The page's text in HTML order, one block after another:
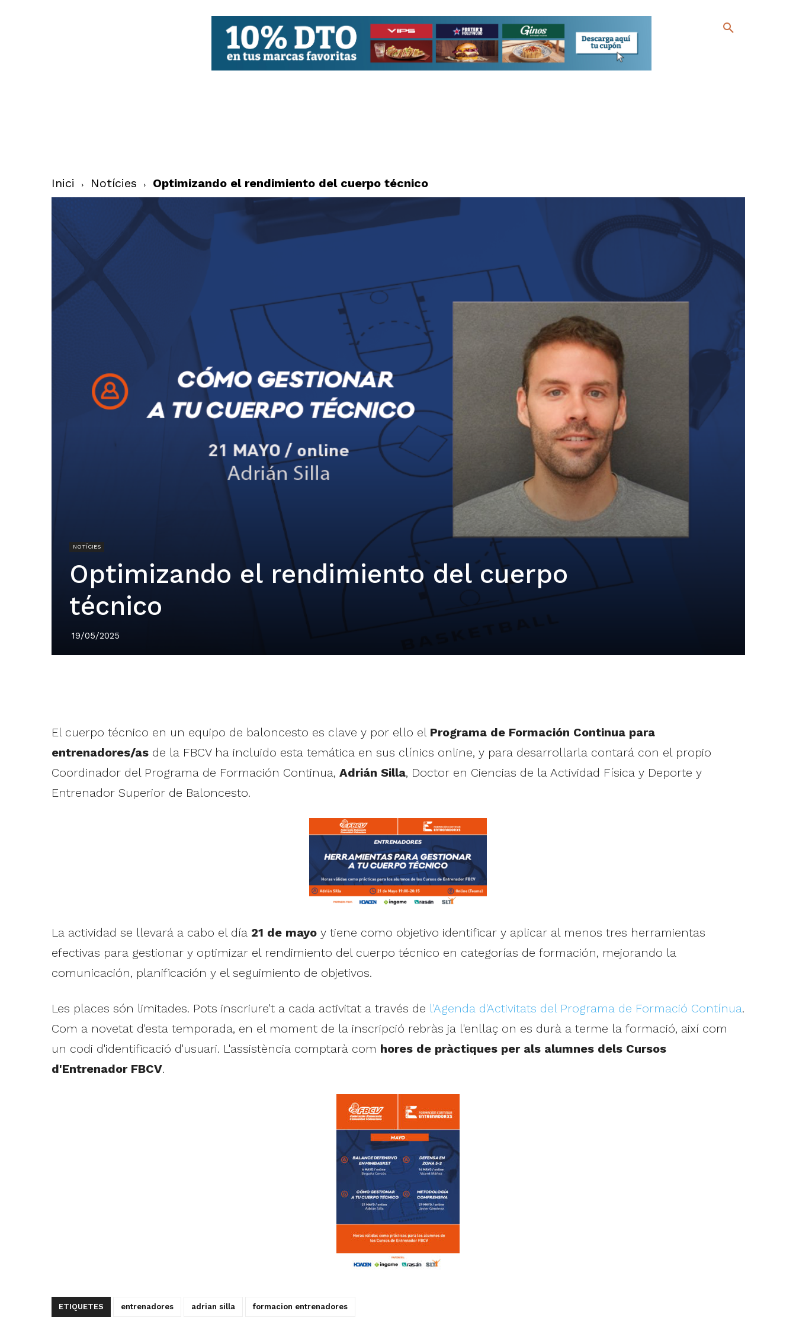
Inici Notícies Optimizando el rendimiento del cuerpo técnico
NOTÍCIES
Optimizando el rendimiento del cuerpo
técnico
19/05/2025
El cuerpo técnico en un equipo de baloncesto es clave y por ello el Programa de Formación Continua para
entrenadores/asde la FBCV ha incluido esta temática en sus clínics online, y para desarrollarla contará con el propio
Coordinador del Programa de Formación Continua, Adrián Silla, Doctor en Ciencias de la Actividad Física y Deporte y
Entrenador Superior de Baloncesto.
La actividad se llevará a cabo el día 21 de mayoy tiene como objetivo identificar y aplicar al menos tres herramientas
efectivas para gestionar y optimizar el rendimiento del cuerpo técnico en categorías de formación, mejorando la
comunicación, planificación y el seguimiento de objetivos.
Les places són limitades. Pots inscriure't a cada activitat a través de l'Agenda d'Activitats del Programa de Formació Contínua.
Com a novetat d'esta temporada, en el moment de la inscripció rebràs ja l'enllaç on es durà a terme la formació, així com
un codi d'identificació d'usuari. L'assistència comptarà com hores de pràctiques per als alumnes dels Cursos
d'Entrenador FBCV.
ETIQUETES entrenadores adrian silla formacion entrenadores